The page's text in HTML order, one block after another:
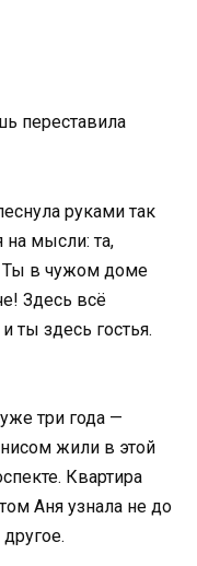
переставила
руками так
на мысли: та,
Ты в чужом доме
Здесь всё
ты здесь гостья.
три года —
жили в этой
Квартира
Аня узнала не до